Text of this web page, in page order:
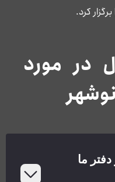
کرد.
در مورد
ما